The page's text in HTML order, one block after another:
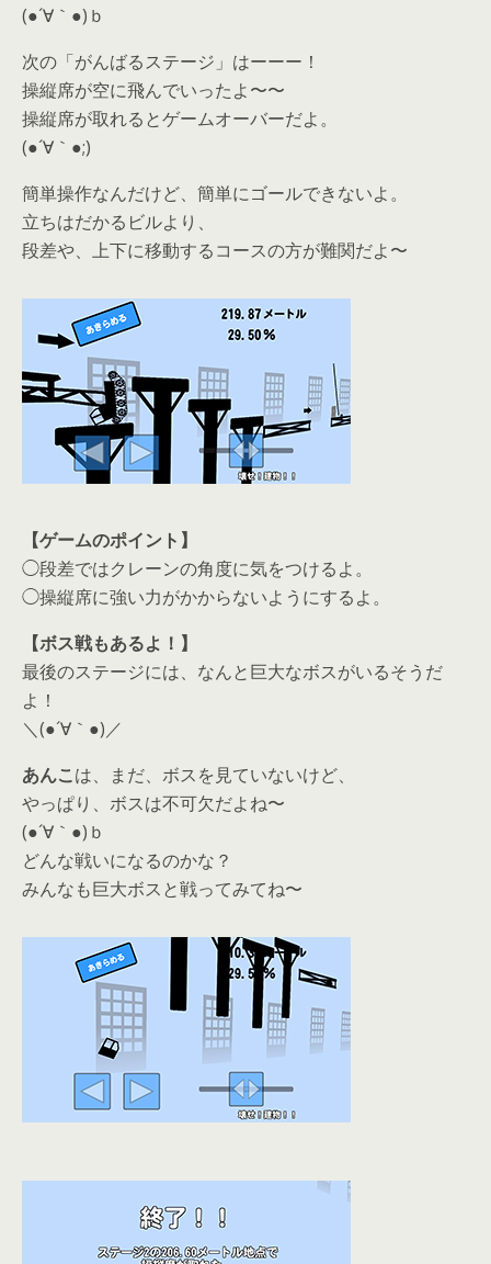
(●´∀｀●)ｂ
次の「がんばるステージ」はーーー！
操縦席が空に飛んでいったよ〜〜
操縦席が取れるとゲームオーバーだよ。
(●´∀｀●;)
簡単操作なんだけど、簡単にゴールできないよ。
立ちはだかるビルより、
段差や、上下に移動するコースの方が難関だよ〜
【ゲームのポイント】
◯段差ではクレーンの角度に気をつけるよ。
◯操縦席に強い力がかからないようにするよ。
【ボス戦もあるよ！】
最後のステージには、なんと巨大なボスがいるそうだ
よ！
＼(●´∀｀●)／
あんこは、まだ、ボスを見ていないけど、
やっぱり、ボスは不可欠だよね〜
(●´∀｀●)ｂ
どんな戦いになるのかな？
みんなも巨大ボスと戦ってみてね〜